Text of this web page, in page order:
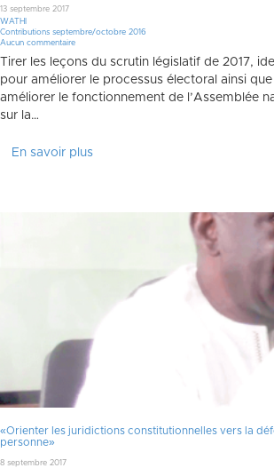
13 septembre 2017
WATHI
Contributions septembre/octobre 2016
Aucun commentaire
Tirer les leçons du scrutin législatif de 2017,
pour améliorer le processus électoral ainsi
améliorer le fonctionnement de l’Assemblée
sur la…
En savoir plus
«Orienter les juridictions constitutionnelles vers la
personne»
8 septembre 2017